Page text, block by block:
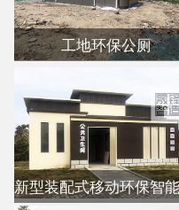
工地环保公厕